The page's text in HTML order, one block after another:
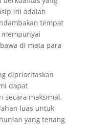
ini adalah
tempat
di mata para
diprioritaskan
dapat
secara maksimal.
luas untuk
yang tenang